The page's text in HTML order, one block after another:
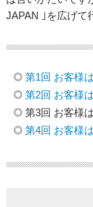
JAPAN ｣を広げて
第1回 お客様
第2回 お客様
第3回 お客様
第4回 お客様